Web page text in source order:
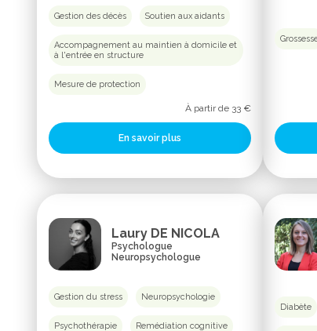
Gestion des décès Soutien aux aidants
Accompagnement au maintien à domicile et
à l'entrée en structure
Mesure de protection
À partir de 33 €
En savoir plus
Laury DE NICOLA
Psychologue
Neuropsychologue
Gestion du stress Neuropsychologie
Psychothérapie Remédiation cognitive
Diabète